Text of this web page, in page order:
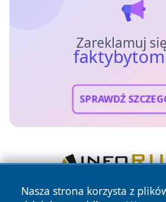
Zareklamuj
SPRAWDŹ
Nasza strona korzysta z